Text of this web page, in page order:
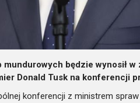
mundurowych będzie wynosił
Donald Tusk na konferencji
konferencji z ministrem